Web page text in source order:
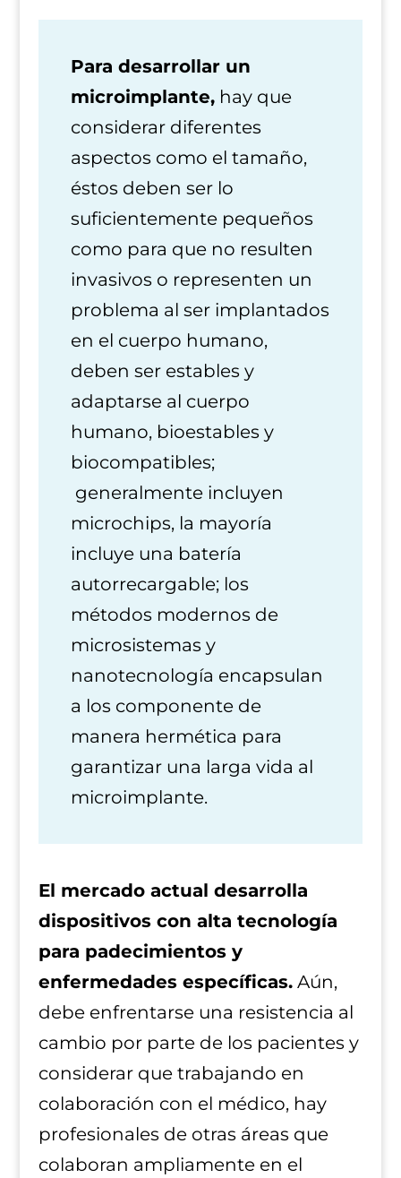
Para desarrollar un
microimplante,hay que
considerar diferentes
aspectos como el tamaño,
éstos deben ser lo
suficientemente pequeños
como para que no resulten
invasivos o representen un
problema al ser implantados
en el cuerpo humano,
deben ser estables y
adaptarse al cuerpo
humano, bioestables y
biocompatibles;
generalmente incluyen
microchips, la mayoría
incluye una batería
autorrecargable; los
métodos modernos de
microsistemas y
nanotecnología encapsulan
a los componente de
manera hermética para
garantizar una larga vida al
microimplante.
El mercado actual desarrolla
dispositivos con alta tecnología
para padecimientos y
enfermedades específicas.Aún,
debe enfrentarse una resistencia al
cambio por parte de los pacientes y
considerar que trabajando en
colaboración con el médico, hay
profesionales de otras áreas que
colaboran ampliamente en el